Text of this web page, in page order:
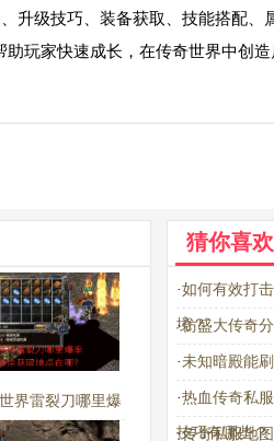
升级技巧、装备获取、技能搭配、
玩家快速成长，在传奇世界中创造
界雷裂刀哪里爆
最佳获取地点在
猜你喜欢
·如何有效打
境？
·仿盛大传奇
·未知暗殿能
·热血传奇私
技巧有哪些？
·传奇私服地